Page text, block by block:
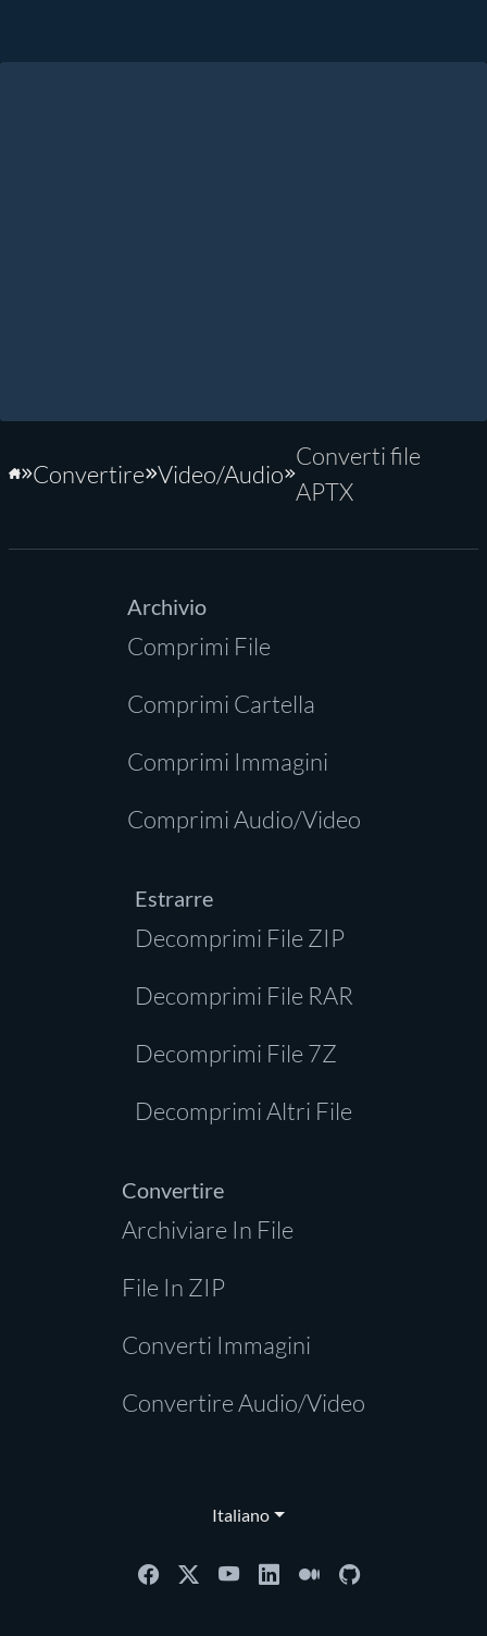
Home
Convertire Video/Audio
Converti file
APTX
Archivio
Comprimi File
Comprimi Cartella
Comprimi Immagini
Comprimi Audio/Video
Estrarre
Decomprimi File ZIP
Decomprimi File RAR
Decomprimi File 7Z
Decomprimi Altri File
Convertire
Archiviare In File
File In ZIP
Converti Immagini
Convertire Audio/Video
Italiano